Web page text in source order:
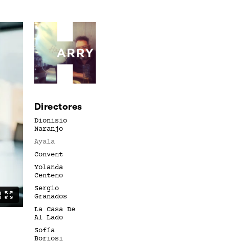
Directores
Dionisio
Naranjo
Ayala
Convent
Yolanda
Centeno
Sergio
Granados
La Casa De
Al Lado
Sofía
Boriosi